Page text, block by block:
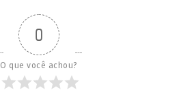
0
O que você achou?